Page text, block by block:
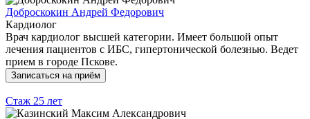
Доброскокин Андрей Федорович
Кардиолог
Врач кардиолог высшей категории. Имеет большой опыт
лечения пациентов с ИБС, гипертонической болезнью. Ведет
прием в городе Пскове.
Записаться на приём
Стаж 25 лет